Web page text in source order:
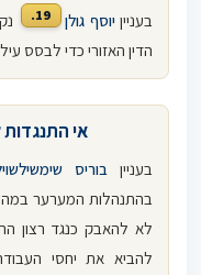
בענייןיוסף גולן 19.
הדין האזורי כדי לבסס
אי
בעניין בוריס
בהתנהלות המערער
לא להאבק כנגד רצון
להביא את יחסי